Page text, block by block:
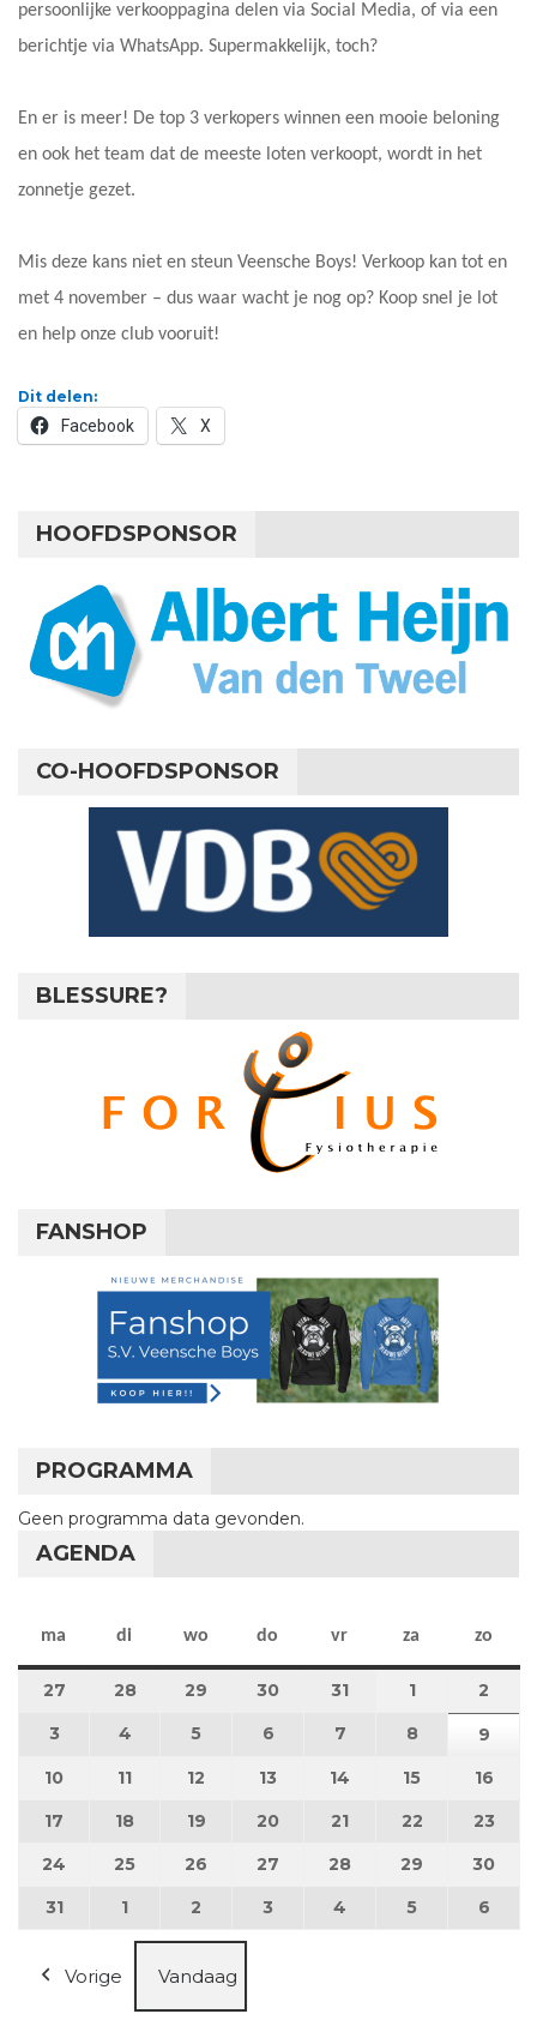
persoonlijke verkooppagina delen via Social Media, of via een
berichtje via WhatsApp. Supermakkelijk, toch?
En er is meer! De top 3 verkopers winnen een mooie beloning
en ook het team dat de meeste loten verkoopt, wordt in het
zonnetje gezet.
Mis deze kans niet en steun Veensche Boys! Verkoop kan tot en
met 4 november – dus waar wacht je nog op? Koop snel je lot
en help onze club vooruit!
Dit delen:
Facebook X
HOOFDSPONSOR
CO-HOOFDSPONSOR
BLESSURE?
FANSHOP
PROGRAMMA
Geen programma data gevonden.
AGENDA
ma maandag
di dinsdag
wo woensdag
do donderdag
vr vrijdag
za zaterdag
zo
27 27 juli 2026
28 28 juli 2026
29 29 juli 2026
30 30 juli 2026
31 31 juli 2026
11 augustus
2
3 3 augustus 2026
4 4 augustus 2026
5 5 augustus 2026
6 6 augustus 2026
7 7 augustus 2026
8 8 augustus
9
10 10 augustus 2026
11 11 augustus 2026
12 12 augustus 2026
13 13 augustus 2026
14 14 augustus 2026
15 15 16
17 17 augustus 2026
18 18 augustus 2026
19 19 augustus 2026
20 20 augustus 2026
21 21 augustus 2026
22 22 23
24 24 augustus 2026
25 25 augustus 2026
26 26 augustus 2026
27 27 augustus 2026
28 28 augustus 2026
29 29 30
3131 augustus 2026
1 1 september 2026
2 2 september 2026
3 3 september 2026
4 4 september 2026
5 5 6
Vorige Vandaag